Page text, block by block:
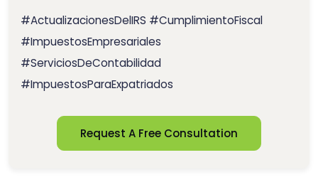
#ActualizacionesDelIRS #CumplimientoFiscal
#ImpuestosEmpresariales
#ServiciosDeContabilidad
#ImpuestosParaExpatriados
Request A Free Consultation